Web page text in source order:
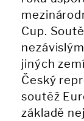
Cup.
jiných
Český
soutěž
základě